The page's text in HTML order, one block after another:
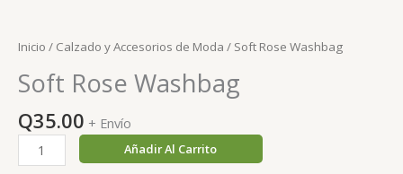
Inicio / Calzado y Accesorios de Moda / Soft Rose Washbag
Soft Rose Washbag
Q35.00 + Envío
Soft
Rose
Añadir Al Carrito